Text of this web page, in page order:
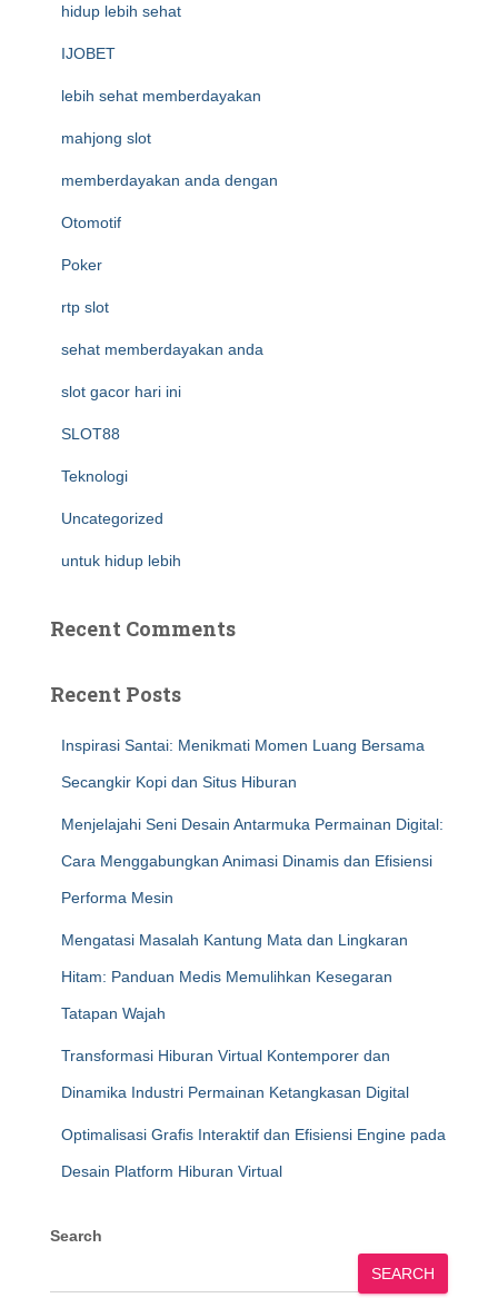
hidup lebih sehat
IJOBET
lebih sehat memberdayakan
mahjong slot
memberdayakan anda dengan
Otomotif
Poker
rtp slot
sehat memberdayakan anda
slot gacor hari ini
SLOT88
Teknologi
Uncategorized
untuk hidup lebih
Recent Comments
Recent Posts
Inspirasi Santai: Menikmati Momen Luang Bersama
Secangkir Kopi dan Situs Hiburan
Menjelajahi Seni Desain Antarmuka Permainan Digital:
Cara Menggabungkan Animasi Dinamis dan Efisiensi
Performa Mesin
Mengatasi Masalah Kantung Mata dan Lingkaran
Hitam: Panduan Medis Memulihkan Kesegaran
Tatapan Wajah
Transformasi Hiburan Virtual Kontemporer dan
Dinamika Industri Permainan Ketangkasan Digital
Optimalisasi Grafis Interaktif dan Efisiensi Engine pada
Desain Platform Hiburan Virtual
Search
SEARCH